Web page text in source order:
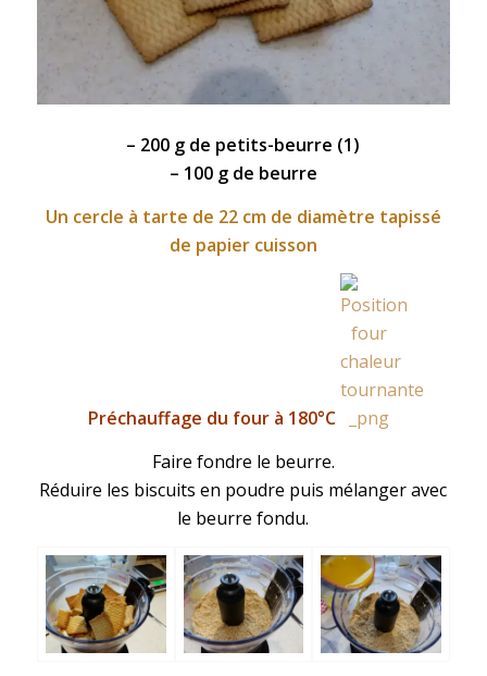
– 200 g de petits-beurre (1)
– 100 g de beurre
Un cercle à tarte de 22 cm de diamètre tapissé
de papier cuisson
Préchauffage du four à 180°C
Faire fondre le beurre.
Réduire les biscuits en poudre puis mélanger avec
le beurre fondu.